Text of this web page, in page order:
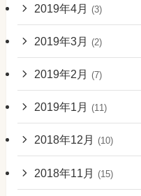
2019年4月 (3)
2019年3月 (2)
2019年2月 (7)
2019年1月 (11)
2018年12月 (10)
2018年11月 (15)